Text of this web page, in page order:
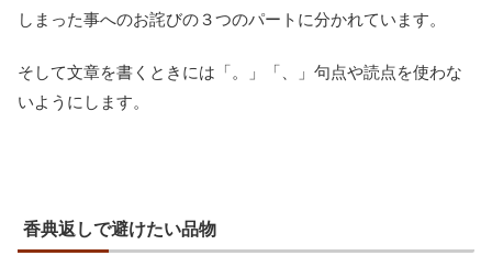
しまった事へのお詫びの３つのパートに分かれています。
そして文章を書くときには「。」「、」句点や読点を使わな
いようにします。
香典返しで避けたい品物